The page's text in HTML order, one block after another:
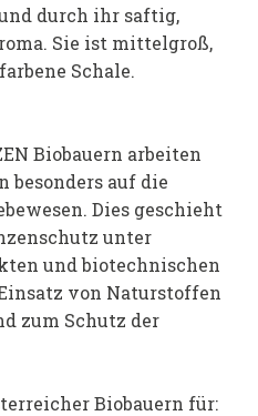
durch ihr saftig,
Sie ist mittelgroß,
Schale.
Biobauern arbeiten
besonders auf die
Dies geschieht
unter
und biotechnischen
von Naturstoffen
zum Schutz der
Biobauern für: